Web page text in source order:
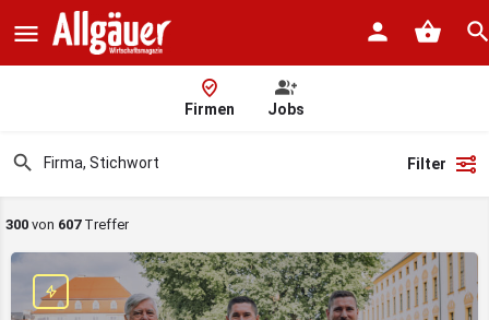
Firmen Jobs
Filter
300 von 607Treffer